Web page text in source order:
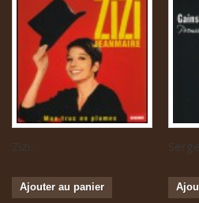
Zizi...
Ajouter au panier
Serge...